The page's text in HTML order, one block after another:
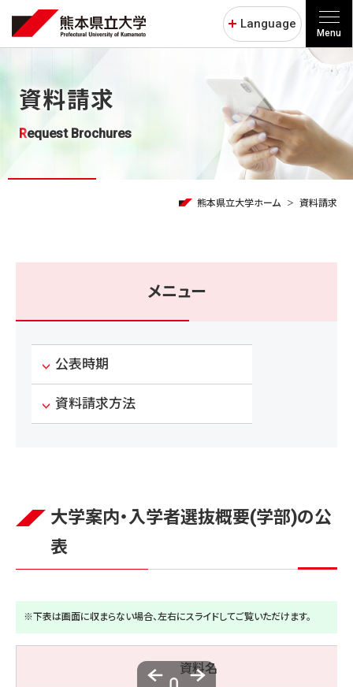
Language
Menu
資料請求
Request Brochures
熊本県立大学ホーム 資料請求
メニュー
公表時期
資料請求方法
大学案内・入学者選抜概要(学部)の公
表
※下表は画面に収まらない場合、左右にスライドしてご覧いただけます。
資料名